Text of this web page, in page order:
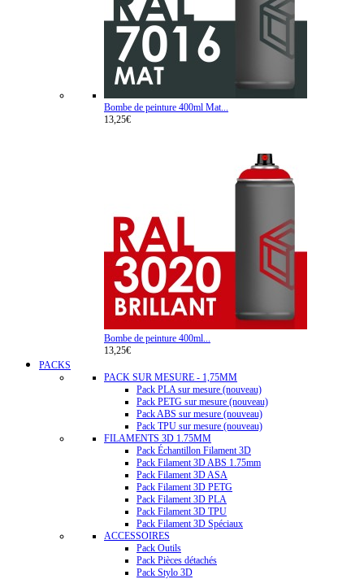
Bombe de peinture 400ml Mat...
13,25€
Bombe de peinture 400ml...
13,25€
PACKS
PACK SUR MESURE - 1,75MM
Pack PLA sur mesure (nouveau)
Pack PETG sur mesure (nouveau)
Pack ABS sur mesure (nouveau)
Pack TPU sur mesure (nouveau)
FILAMENTS 3D 1.75MM
Pack Échantillon Filament 3D
Pack Filament 3D ABS 1.75mm
Pack Filament 3D ASA
Pack Filament 3D PETG
Pack Filament 3D PLA
Pack Filament 3D TPU
Pack Filament 3D Spéciaux
ACCESSOIRES
Pack Outils
Pack Pièces détachés
Pack Stylo 3D